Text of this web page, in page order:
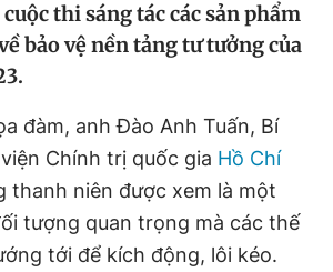
Liên hệ quảng cáo
thi sáng tác các sản phẩm
bảo vệ nền tảng tư tưởng của
đàm, anh Đào Anh Tuấn, Bí
Chính trị quốc gia Hồ Chí
thanh niên được xem là một
tượng quan trọng mà các thế
tới để kích động, lôi kéo.